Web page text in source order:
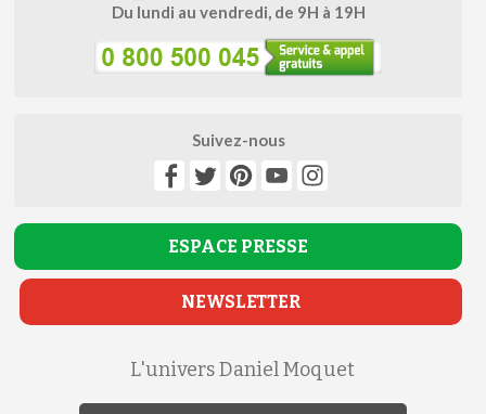
Du lundi au vendredi, de 9H à 19H
Suivez-nous
ESPACE PRESSE
NEWSLETTER
L'univers Daniel Moquet